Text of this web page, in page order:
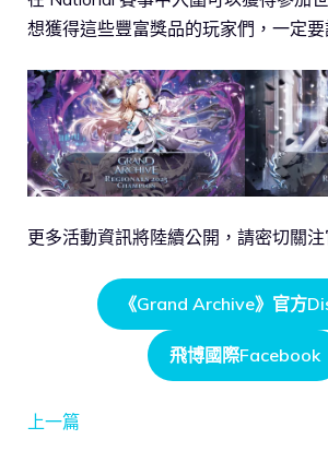
想獲得這些豐富獎品的玩家們，一定要
更多活動資訊將陸續公開，請密切關注
《Grand Archive》官方
飛博國際Facebook
上一篇